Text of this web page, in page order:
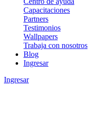
Capacitaciones
Partners
Testimonios
Wallpapers
Trabaja con nosotros
Blog
Ingresar
Ingresar